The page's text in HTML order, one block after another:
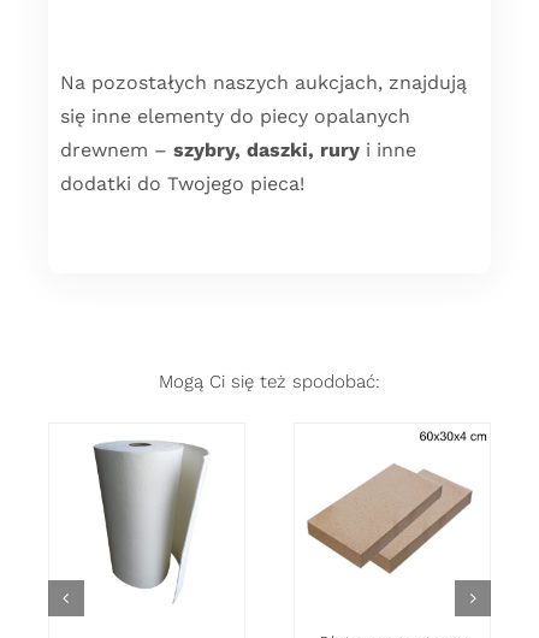
Na pozostałych naszych aukcjach, znajdują
się inne elementy do piecy opalanych
drewnem – szybry, daszki, ruryi inne
dodatki do Twojego pieca!
Mogą Ci się też spodobać:
DODAJ DO
KOSZYKA
/
SZCZEGÓŁY
DODAJ DO
KOSZYKA
/
SZCZEGÓŁY